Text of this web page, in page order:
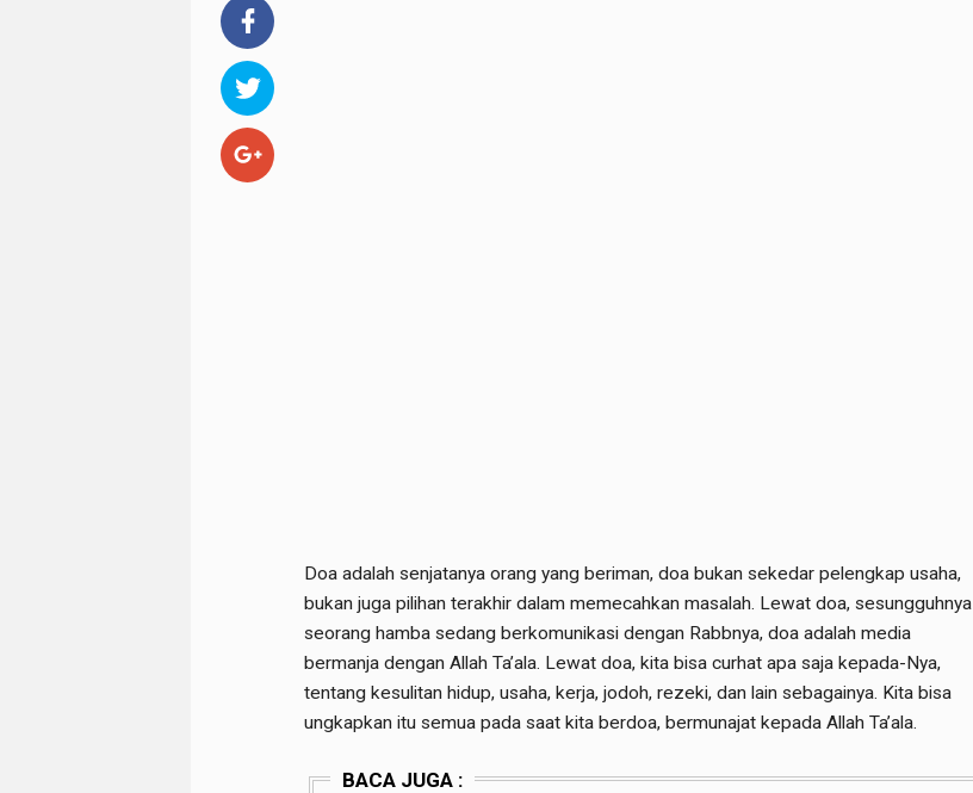
Doa adalah senjatanya orang yang beriman, doa bukan sekedar pelengkap usaha,
bukan juga pilihan terakhir dalam memecahkan masalah. Lewat doa, sesungguhnya
seorang hamba sedang berkomunikasi dengan Rabbnya, doa adalah media
bermanja dengan Allah Ta’ala. Lewat doa, kita bisa curhat apa saja kepada-Nya,
tentang kesulitan hidup, usaha, kerja, jodoh, rezeki, dan lain sebagainya. Kita bisa
ungkapkan itu semua pada saat kita berdoa, bermunajat kepada Allah Ta’ala.
BACA JUGA :